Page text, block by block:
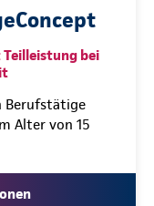
bei
Berufstätige
Alter von 15